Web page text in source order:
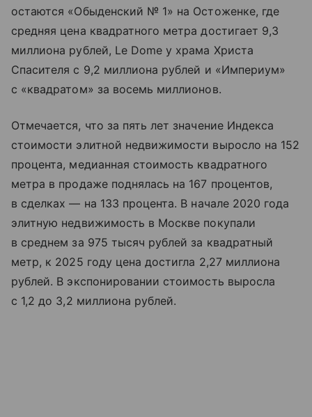
остаются «Обыденский № 1» на Остоженке, где
средняя цена квадратного метра достигает 9,3
миллиона рублей, Le Dome у храма Христа
Спасителя с 9,2 миллиона рублей и «Империум»
с «квадратом» за восемь миллионов.
Отмечается, что за пять лет значение Индекса
стоимости элитной недвижимости выросло на 152
процента, медианная стоимость квадратного
метра в продаже поднялась на 167 процентов,
в сделках — на 133 процента. В начале 2020 года
элитную недвижимость в Москве покупали
в среднем за 975 тысяч рублей за квадратный
метр, к 2025 году цена достигла 2,27 миллиона
рублей. В экспонировании стоимость выросла
с 1,2 до 3,2 миллиона рублей.